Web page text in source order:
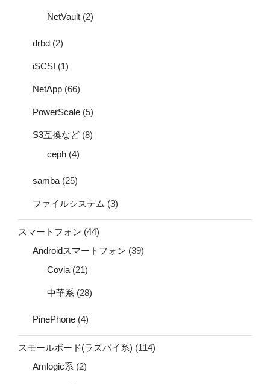
NetVault (2)
drbd (2)
iSCSI (1)
NetApp (66)
PowerScale (5)
S3互換など (8)
ceph (4)
samba (25)
ファイルシステム (3)
スマートフォン (44)
Androidスマートフォン (39)
Covia (21)
中華系 (28)
PinePhone (4)
スモールボード(ラズパイ系) (114)
Amlogic系 (2)